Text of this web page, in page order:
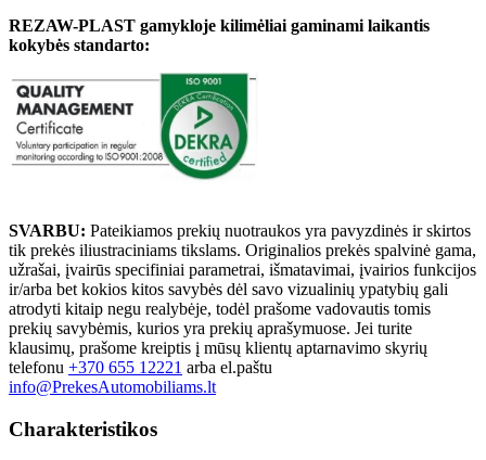
REZAW-PLAST gamykloje kilimėliai gaminami laikantis
kokybės standarto:
SVARBU: Pateikiamos prekių nuotraukos yra pavyzdinės ir skirtos
tik prekės iliustraciniams tikslams. Originalios prekės spalvinė gama,
užrašai, įvairūs specifiniai parametrai, išmatavimai, įvairios funkcijos
ir/arba bet kokios kitos savybės dėl savo vizualinių ypatybių gali
atrodyti kitaip negu realybėje, todėl prašome vadovautis tomis
prekių savybėmis, kurios yra prekių aprašymuose. Jei turite
klausimų, prašome kreiptis į mūsų klientų aptarnavimo skyrių
telefonu +370 655 12221 arba el.paštu
info@PrekesAutomobiliams.lt
Charakteristikos